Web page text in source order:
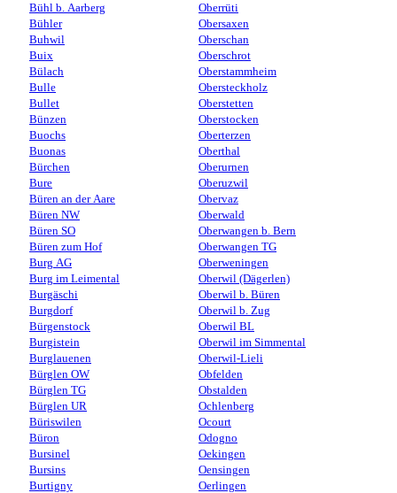
Bühl b. Aarberg
Bühler
Buhwil
Buix
Bülach
Bulle
Bullet
Bünzen
Buochs
Buonas
Bürchen
Bure
Büren an der Aare
Büren NW
Büren SO
Büren zum Hof
Burg AG
Burg im Leimental
Burgäschi
Burgdorf
Bürgenstock
Burgistein
Burglauenen
Bürglen OW
Bürglen TG
Bürglen UR
Büriswilen
Büron
Bursinel
Bursins
Burtigny
Oberrüti
Obersaxen
Oberschan
Oberschrot
Oberstammheim
Obersteckholz
Oberstetten
Oberstocken
Oberterzen
Oberthal
Oberurnen
Oberuzwil
Obervaz
Oberwald
Oberwangen b. Bern
Oberwangen TG
Oberweningen
Oberwil (Dägerlen)
Oberwil b. Büren
Oberwil b. Zug
Oberwil BL
Oberwil im Simmental
Oberwil-Lieli
Obfelden
Obstalden
Ochlenberg
Ocourt
Odogno
Oekingen
Oensingen
Oerlingen